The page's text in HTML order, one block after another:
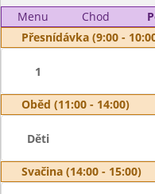
Menu Chod
Přesnídávka (9:00 -
1
Oběd (11:00 - 14:00)
Děti
Svačina (14:00 - 15:00)